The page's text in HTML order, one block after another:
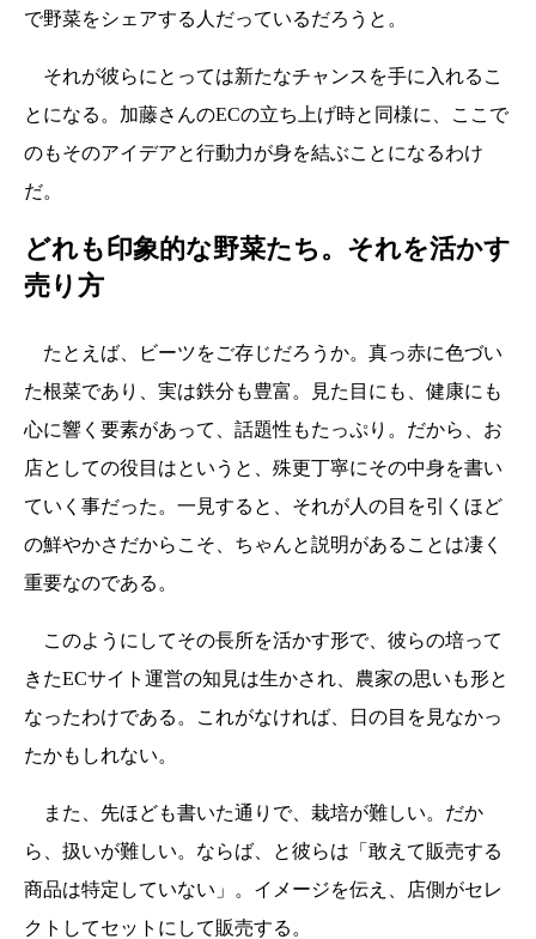
で野菜をシェアする人だっているだろうと。
それが彼らにとっては新たなチャンスを手に入れるこ
とになる。加藤さんのECの立ち上げ時と同様に、ここで
のもそのアイデアと行動力が身を結ぶことになるわけ
だ。
どれも印象的な野菜たち。それを活かす
売り方
たとえば、ビーツをご存じだろうか。真っ赤に色づい
た根菜であり、実は鉄分も豊富。見た目にも、健康にも
心に響く要素があって、話題性もたっぷり。だから、お
店としての役目はというと、殊更丁寧にその中身を書い
ていく事だった。一見すると、それが人の目を引くほど
の鮮やかさだからこそ、ちゃんと説明があることは凄く
重要なのである。
このようにしてその長所を活かす形で、彼らの培って
きたECサイト運営の知見は生かされ、農家の思いも形と
なったわけである。これがなければ、日の目を見なかっ
たかもしれない。
また、先ほども書いた通りで、栽培が難しい。だか
ら、扱いが難しい。ならば、と彼らは「敢えて販売する
商品は特定していない」。イメージを伝え、店側がセレ
クトしてセットにして販売する。